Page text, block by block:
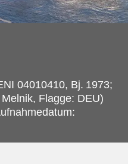
04010410, Bj. 1973;
Flagge: DEU)